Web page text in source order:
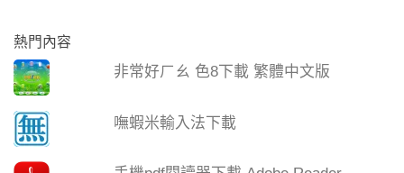
熱門內容
非常好ㄏㄠ 色8下載 繁體中文版
嘸蝦米輸入法下載